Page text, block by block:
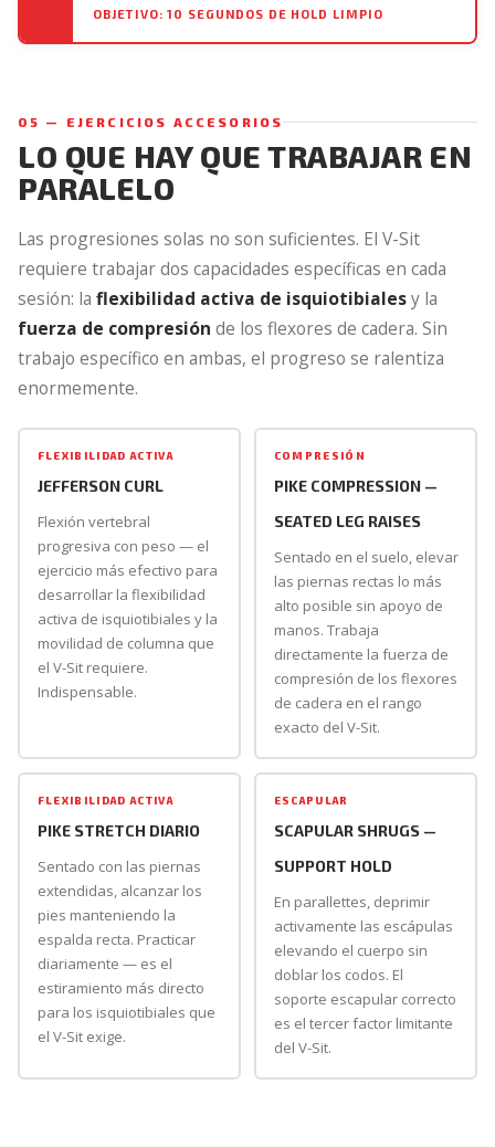
OBJETIVO: 10 SEGUNDOS DE HOLD LIMPIO
05 — EJERCICIOS ACCESORIOS
LO QUE HAY QUE TRABAJAR EN
PARALELO
Las progresiones solas no son suficientes. El V-Sit
requiere trabajar dos capacidades específicas en cada
sesión: la flexibilidad activa de isquiotibialesy la
fuerza de compresión de los flexores de cadera. Sin
trabajo específico en ambas, el progreso se ralentiza
enormemente.
FLEXIBILIDAD ACTIVA
JEFFERSON CURL
Flexión vertebral
progresiva con peso — el
ejercicio más efectivo para
desarrollar la flexibilidad
activa de isquiotibiales y la
movilidad de columna que
el V-Sit requiere.
Indispensable.
COMPRESIÓN
PIKE COMPRESSION —
SEATED LEG RAISES
Sentado en el suelo, elevar
las piernas rectas lo más
alto posible sin apoyo de
manos. Trabaja
directamente la fuerza de
compresión de los flexores
de cadera en el rango
exacto del V-Sit.
FLEXIBILIDAD ACTIVA
PIKE STRETCH DIARIO
Sentado con las piernas
extendidas, alcanzar los
pies manteniendo la
espalda recta. Practicar
diariamente — es el
estiramiento más directo
para los isquiotibiales que
el V-Sit exige.
ESCAPULAR
SCAPULAR SHRUGS —
SUPPORT HOLD
En parallettes, deprimir
activamente las escápulas
elevando el cuerpo sin
doblar los codos. El
soporte escapular correcto
es el tercer factor limitante
del V-Sit.